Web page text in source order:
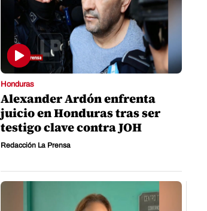
Honduras
Alexander Ardón enfrenta
juicio en Honduras tras ser
testigo clave contra JOH
Redacción La Prensa